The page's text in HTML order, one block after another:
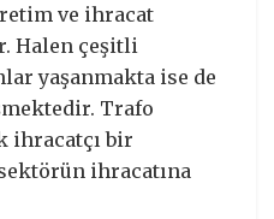
ve ihracat
Halen çeşitli
yaşanmakta ise de
Trafo
ihracatçı bir
ihracatına